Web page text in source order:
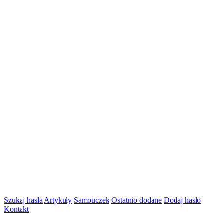
Szukaj hasła Artykuły Samouczek Ostatnio dodane Dodaj hasło
Kontakt